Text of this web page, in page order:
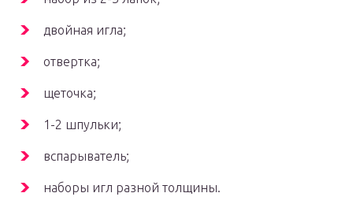
двойная игла;
отвертка;
щеточка;
1-2 шпульки;
вспарыватель;
наборы игл разной толщины.